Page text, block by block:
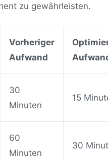
zu gewährleisten.
Vorheriger
Aufwand
30
Minuten
15
60
Minuten
30